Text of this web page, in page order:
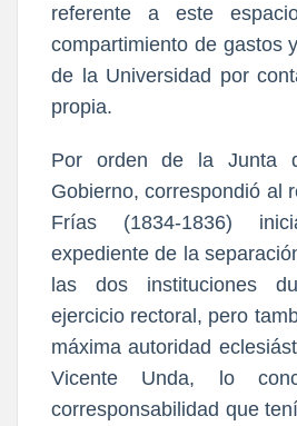
referente a este
compartimiento de gastos
de la Universidad por
propia.
Por orden de la Junta
Gobierno, correspondió al
Frías (1834-1836)
expediente de la
las dos instituciones
ejercicio rectoral, pero
máxima autoridad
Vicente Unda, lo
corresponsabilidad que